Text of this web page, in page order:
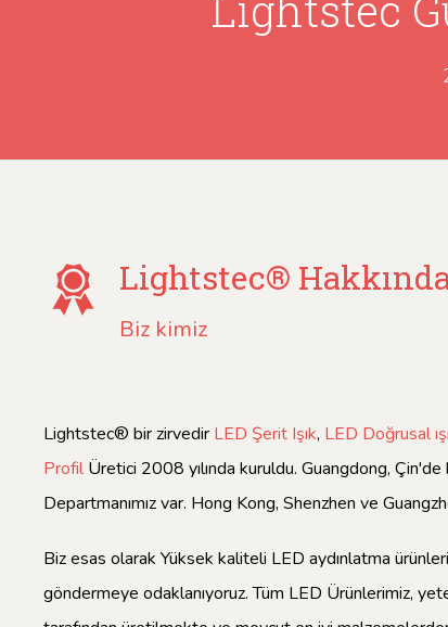
Lightstec®
Biz kimiz
Lightstec® bir zirvedir LED Şerit Işık, LED Doğrusal
Profil Üretici 2008 yılında kuruldu. Guangdong,
Departmanımız var. Hong Kong, Shenzhen ve
Biz esas olarak Yüksek kaliteli LED aydınlatma
göndermeye odaklanıyoruz. Tüm LED Ürünlerimiz,